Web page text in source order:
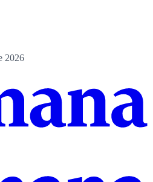
2026